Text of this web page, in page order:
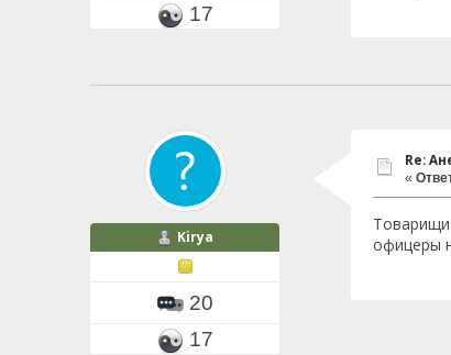
17
Kirya
20
17
Re:
«
Товарищи
офицеры